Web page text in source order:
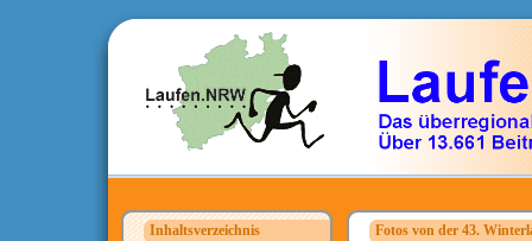
Inhaltsverzeichnis
Fotos von der 43.